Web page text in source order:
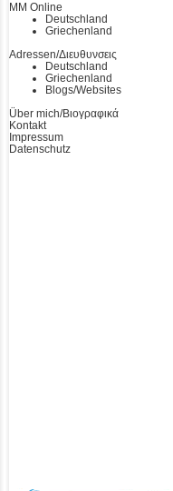
MM Online
Deutschland
Griechenland
Adressen/Διευθυνσεις
Deutschland
Griechenland
Blogs/Websites
Über mich/Βιογραφικά
Kontakt
Impressum
Datenschutz